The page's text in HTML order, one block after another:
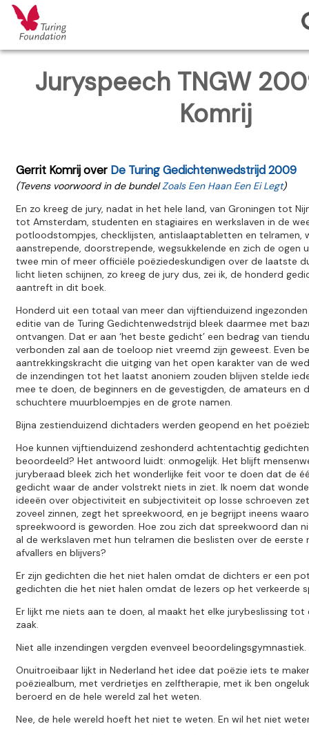
Juryspeech TNGW
Komrij
Gerrit Komrij over De Turing Gedichtenwedstrijd 2009
(Tevens voorwoord in de bundelZoals Een Haan Een Ei Legt)
En zo kreeg de jury, nadat in het hele land, van Groningen tot
tot Amsterdam, studenten en stagiaires en werkslaven in de
potloodstompjes, checklijsten, antislaaptabletten en telramen,
aanstrepende, doorstrepende, wegsukkelende en zich de ogen
twee min of meer officiële poëziedeskundigen over de laatste
licht lieten schijnen, zo kreeg de jury dus, zei ik, de honderd
aantreft in dit boek.
Honderd uit een totaal van meer dan vijftienduizend
editie van de Turing Gedichtenwedstrijd bleek daarmee met
ontvangen. Dat er aan ‘het beste gedicht’ een bedrag van
verbonden zal aan de toeloop niet vreemd zijn geweest. Even
aantrekkingskracht die uitging van het open karakter van de
de inzendingen tot het laatst anoniem zouden blijven stelde
mee te doen, de beginners en de gevestigden, de amateurs en
schuchtere muurbloempjes en de grote namen.
Bijna zestienduizend dichtaders werden geopend en het
Hoe kunnen vijftienduizend zeshonderd achtentachtig
beoordeeld? Het antwoord luidt: onmogelijk. Het blijft
juryberaad bleek zich het wonderlijke feit voor te doen dat de
gedicht waar de ander volstrekt niets in ziet. Ik noem dat
ideeën over objectiviteit en subjectiviteit op losse schroeven
zoveel zinnen, zegt het spreekwoord, en je begrijpt ineens
spreekwoord is geworden. Hoe zou zich dat spreekwoord dan
al de werkslaven met hun telramen die beslisten over de eerste
afvallers en blijvers?
Er zijn gedichten die het niet halen omdat de dichters er een
gedichten die het niet halen omdat de lezers op het verkeerde
Er lijkt me niets aan te doen, al maakt het elke jurybeslissing tot
zaak.
Niet alle inzendingen vergden evenveel beoordelingsgymnastiek.
Onuitroeibaar lijkt in Nederland het idee dat poëzie iets te
poëziealbum, met verdrietjes en zelftherapie, met ik ben
beroerd en de hele wereld zal het weten.
Nee, de hele wereld hoeft het niet te weten. En wil het niet